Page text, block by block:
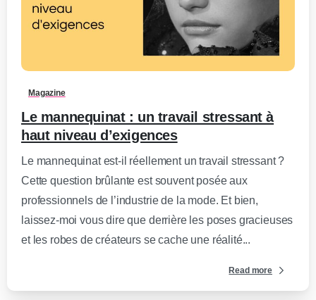
-
Magazine
Le mannequinat : un travail stressant à
haut niveau d’exigences
Le mannequinat est-il réellement un travail stressant ?
Cette question brûlante est souvent posée aux
professionnels de l’industrie de la mode. Et bien,
laissez-moi vous dire que derrière les poses gracieuses
et les robes de créateurs se cache une réalité...
Read more